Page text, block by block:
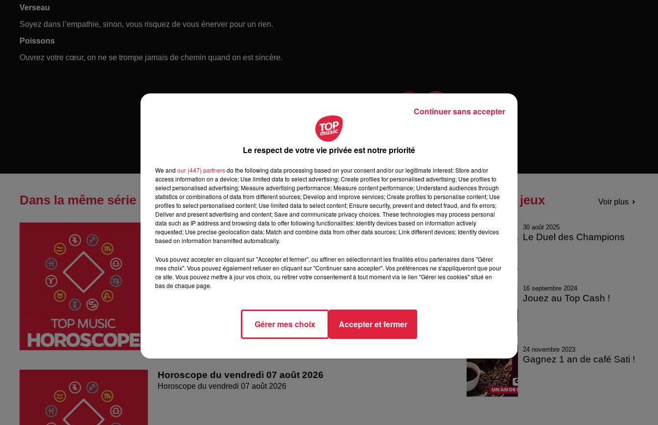
Verseau
Soyez dans l’empathie, sinon, vous risquez de vous énerver pour un rien.
Poissons
Ouvrez votre cœur, on ne se trompe jamais de chemin quand on est sincère.
Dans la même série
Horoscope du samedi 08 août 2026
Horoscope du samedi 08 août 2026
Horoscope du vendredi 07 août 2026
Horoscope du vendredi 07 août 2026
Tous les jeux Voir plus
30 août 2025
Le Duel des Champions
16 septembre 2024
Jouez au Top Cash !
24 novembre 2023
Gagnez 1 an de café Sati !
Le respect de votre vie privée est notre priorité
We and our (447) partnersdo the following data processing based on your consent and/or our legitimate interest: Store and/or
access information on a device; Use limited data to select advertising; Create profiles for personalised advertising; Use profiles to
select personalised advertising; Measure advertising performance; Measure content performance; Understand audiences through
statistics or combinations of data from different sources; Develop and improve services; Create profiles to personalise content; Use
profiles to select personalised content; Use limited data to select content; Ensure security, prevent and detect fraud, and fix errors;
Deliver and present advertising and content; Save and communicate privacy choices. These technologies may process personal
data such as IP address and browsing data to offer following functionalities: Identify devices based on information actively
requested; Use precise geolocation data; Match and combine data from other data sources; Link different devices; Identify devices
based on information transmitted automatically.
Vous pouvez accepter en cliquant sur "Accepter et fermer", ou affiner en sélectionnant les finalités et/ou partenaires dans "Gérer
mes choix". Vous pouvez également refuser en cliquant sur "Continuer sans accepter". Vos préférences ne s'appliqueront que pour
ce site. Vous pouvez mettre à jour vos choix, ou retirer votre consentement à tout moment via le lien "Gérer les cookies" situé en
bas de chaque page.
Gérer mes choix Accepter et fermer
Continuer sans accepter